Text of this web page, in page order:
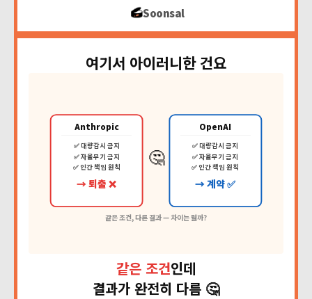
Soonsal
여기서 아이러니한 건요
Anthropic
✅ 대량감시 금지
✅ 자율무기 금지
✅ 인간 책임 원칙
→ 퇴출 ❌
🤔
OpenAI
✅ 대량감시 금지
✅ 자율무기 금지
✅ 인간 책임 원칙
→ 계약 ✅
같은 조건, 다른 결과 — 차이는 뭘까?
같은 조건인데
결과가 완전히 다름 🤔